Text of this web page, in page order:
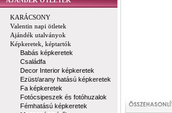
KARÁCSONY
Valentin napi ötletek
Ajándék utalványok
Képkeretek, képtartók
Babás képkeretek
Családfa
Decor Interior képkeretek
Ezüst/arany hatású képkeretek
Fa képkeretek
Fotócsipeszek és fotóhuzalok
Fémhatású képkeretek